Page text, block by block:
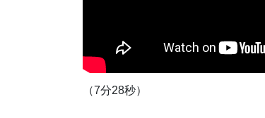
（7分28秒）